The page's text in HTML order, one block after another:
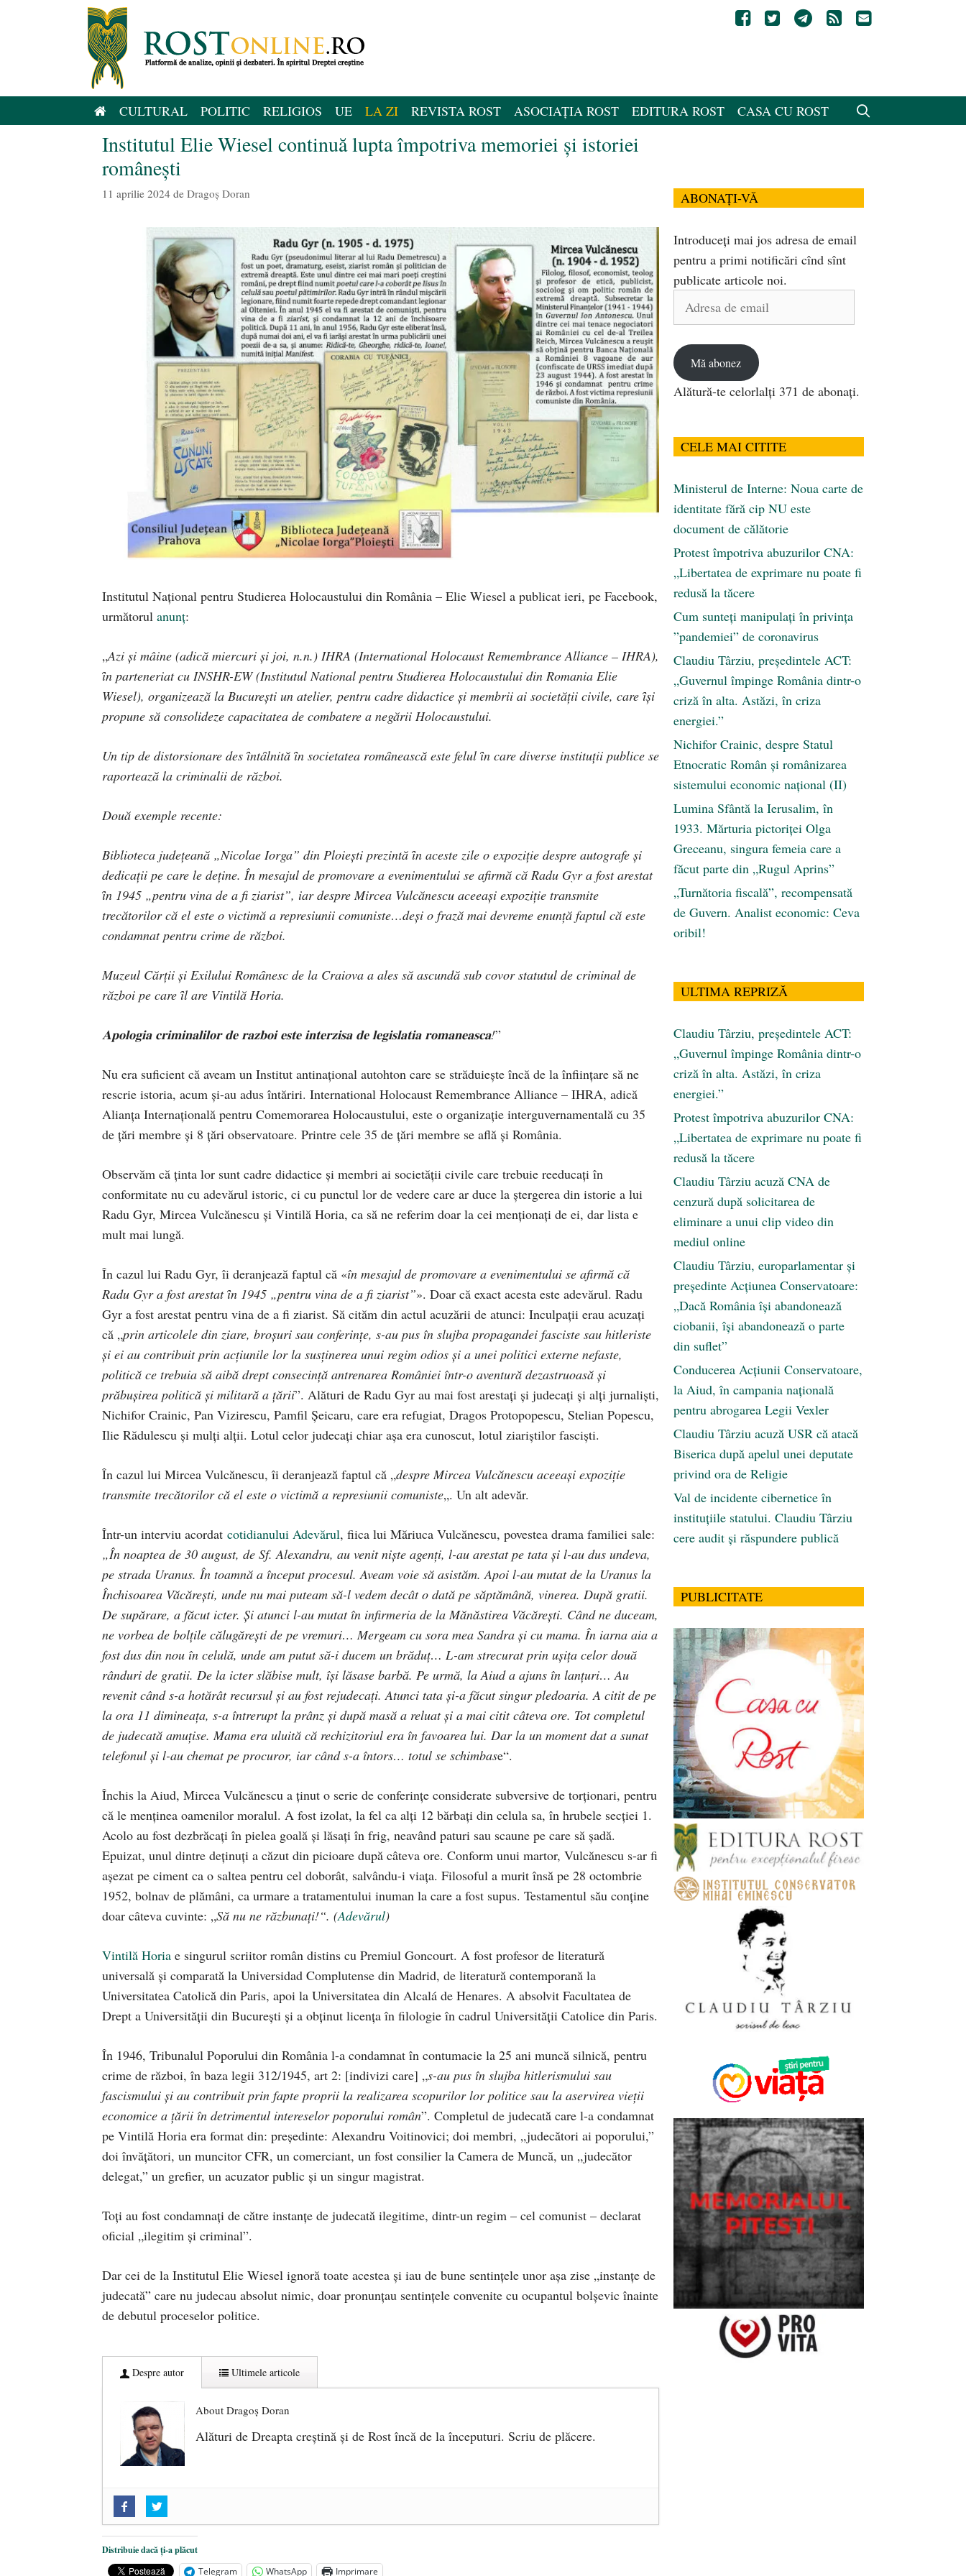
CULTURAL POLITIC RELIGIOS UE LA ZI REVISTA ROST ASOCIAȚIA ROST EDITURA ROST CASA CU ROST
Institutul Elie Wiesel continuă lupta împotriva memoriei și istoriei
românești
11 aprilie 2024 de Dragoș Doran
Institutul Național pentru Studierea Holocaustului din România – Elie Wiesel a publicat ieri, pe Facebook,
următorul anunț:
„Azi și mâine (adică miercuri și joi, n.n.) IHRA (International Holocaust Remembrance Alliance – IHRA),
ȋn parteneriat cu INSHR-EW (Institutul National pentru Studierea Holocaustului din Romania Elie
Wiesel), organizează la București un atelier, pentru cadre didactice și membrii ai societății civile, care ȋși
propune să consolideze capacitatea de combatere a negării Holocaustului.
Un tip de distorsionare des ȋntȃlnită ȋn societatea romȃnească este felul ȋn care diverse instituții publice se
raportează la criminalii de război.
Două exemple recente:
Biblioteca județeană „Nicolae Iorga” din Ploiești prezintă ȋn aceste zile o expoziție despre autografe și
dedicații pe care le deține. În mesajul de promovare a evenimentului se afirmă că Radu Gyr a fost arestat
ȋn 1945 „pentru vina de a fi ziarist”, iar despre Mircea Vulcănescu aceeași expoziție transmite
trecătorilor că el este o victimă a represiunii comuniste…deși o frază mai devreme enunță faptul că este
condamnat pentru crime de război.
Muzeul Cărții și Exilului Romȃnesc de la Craiova a ales să ascundă sub covor statutul de criminal de
război pe care ȋl are Vintilă Horia.
𝐀𝐩𝐨𝐥𝐨𝐠𝐢𝐚 𝐜𝐫𝐢𝐦𝐢𝐧𝐚𝐥𝐢𝐥𝐨𝐫 𝐝𝐞 𝐫𝐚𝐳𝐛𝐨𝐢 𝐞𝐬𝐭𝐞 𝐢𝐧𝐭𝐞𝐫𝐳𝐢𝐬𝐚 𝐝𝐞 𝐥𝐞𝐠𝐢𝐬𝐥𝐚𝐭𝐢𝐚 𝐫𝐨𝐦𝐚𝐧𝐞𝐚𝐬𝐜𝐚!”
Nu era suficient că aveam un Institut antinațional autohton care se străduiește încă de la înființare să ne
rescrie istoria, acum și-au adus întăriri. International Holocaust Remembrance Alliance – IHRA, adică
Alianța Internațională pentru Comemorarea Holocaustului, este o organizație interguvernamentală cu 35
de țări membre și 8 țări observatoare. Printre cele 35 de țări membre se află și România.
Observăm că ținta lor sunt cadre didactice și membri ai societății civile care trebuie reeducați în
conformitate nu cu adevărul istoric, ci cu punctul lor de vedere care ar duce la ștergerea din istorie a lui
Radu Gyr, Mircea Vulcănescu și Vintilă Horia, ca să ne referim doar la cei menționați de ei, dar lista e
mult mai lungă.
În cazul lui Radu Gyr, îi deranjează faptul că «în mesajul de promovare a evenimentului se afirmă că
Radu Gyr a fost arestat ȋn 1945 „pentru vina de a fi ziarist”». Doar că exact acesta este adevărul. Radu
Gyr a fost arestat pentru vina de a fi ziarist. Să cităm din actul acuzării de atunci: Inculpaţii erau acuzaţi
că „prin articolele din ziare, broşuri sau conferinţe, s-au pus în slujba propagandei fasciste sau hitleriste
şi ei au contribuit prin acţiunile lor la susţinerea unui regim odios şi a unei politici externe nefaste,
politică ce trebuia să aibă drept consecinţă antrenarea României într-o aventură dezastruoasă şi
prăbuşirea politică şi militară a ţării”. Alături de Radu Gyr au mai fost arestați și judecați și alți jurnaliști,
Nichifor Crainic, Pan Vizirescu, Pamfil Şeicaru, care era refugiat, Dragos Protopopescu, Stelian Popescu,
Ilie Rădulescu şi mulţi alţii. Lotul celor judecați chiar așa era cunoscut, lotul ziariștilor fasciști.
În cazul lui Mircea Vulcănescu, îi deranjează faptul că „despre Mircea Vulcănescu aceeași expoziție
transmite trecătorilor că el este o victimă a represiunii comuniste„. Un alt adevăr.
Într-un interviu acordat cotidianului Adevărul, fiica lui Măriuca Vulcănescu, povestea drama familiei sale:
„În noaptea de 30 august, de Sf. Alexandru, au venit nişte agenţi, l-au arestat pe tata şi l-au dus undeva,
pe strada Uranus. În toamnă a început procesul. Aveam voie să asistăm. Apoi l-au mutat de la Uranus la
Închisoarea Văcăreşti, unde nu mai puteam să-l vedem decât o dată pe săptămână, vinerea. După gratii.
De supărare, a făcut icter. Şi atunci l-au mutat în infirmeria de la Mănăstirea Văcăreşti. Când ne duceam,
ne vorbea de bolţile călugăreşti de pe vremuri… Mergeam cu sora mea Sandra şi cu mama. În iarna aia a
fost dus din nou în celulă, unde am putut să-i ducem un brăduţ… L-am strecurat prin uşiţa celor două
rânduri de gratii. De la icter slăbise mult, îşi lăsase barbă. Pe urmă, la Aiud a ajuns în lanţuri… Au
revenit când s-a hotărât recursul şi au fost rejudecaţi. Atunci tata şi-a făcut singur pledoaria. A citit de pe
la ora 11 dimineaţa, s-a întrerupt la prânz şi după masă a reluat şi a mai citit câteva ore. Tot completul
de judecată amuţise. Mama era uluită că rechizitoriul era în favoarea lui. Dar la un moment dat a sunat
telefonul şi l-au chemat pe procuror, iar când s-a întors… totul se schimbase“.
Închis la Aiud, Mircea Vulcănescu a ţinut o serie de conferinţe considerate subversive de torţionari, pentru
că le menţinea oamenilor moralul. A fost izolat, la fel ca alţi 12 bărbaţi din celula sa, în hrubele secţiei 1.
Acolo au fost dezbrăcaţi în pielea goală şi lăsaţi în frig, neavând paturi sau scaune pe care să şadă.
Epuizat, unul dintre deţinuţi a căzut din picioare după câteva ore. Conform unui martor, Vulcănescu s-ar fi
aşezat pe ciment ca o saltea pentru cel doborât, salvându-i viaţa. Filosoful a murit însă pe 28 octombrie
1952, bolnav de plămâni, ca urmare a tratamentului inuman la care a fost supus. Testamentul său conține
doar câteva cuvinte: „Să nu ne răzbunați!“. (Adevărul)
Vintilă Horia e singurul scriitor român distins cu Premiul Goncourt. A fost profesor de literatură
universală și comparată la Universidad Complutense din Madrid, de literatură contemporană la
Universitatea Catolică din Paris, apoi la Universitatea din Alcalá de Henares. A absolvit Facultatea de
Drept a Universității din București și a obținut licența în filologie în cadrul Universității Catolice din Paris.
În 1946, Tribunalul Poporului din România l-a condamnat în contumacie la 25 ani muncă silnică, pentru
crime de război, în baza legii 312/1945, art 2: [indivizi care] „s-au pus în slujba hitlerismului sau
fascismului și au contribuit prin fapte proprii la realizarea scopurilor lor politice sau la aservirea vieții
economice a țării în detrimentul intereselor poporului român”. Completul de judecată care l-a condamnat
pe Vintilă Horia era format din: președinte: Alexandru Voitinovici; doi membri, „judecători ai poporului,”
doi învățători, un muncitor CFR, un comerciant, un fost consilier la Camera de Muncă, un „judecător
delegat,” un grefier, un acuzator public și un singur magistrat.
Toți au fost condamnați de către instanţe de judecată ilegitime, dintr-un regim – cel comunist – declarat
oficial „ilegitim şi criminal”.
Dar cei de la Institutul Elie Wiesel ignoră toate acestea și iau de bune sentințele unor așa zise „instanțe de
judecată” care nu judecau absolut nimic, doar pronunțau sentințele convenite cu ocupantul bolșevic înainte
de debutul proceselor politice.
Despre autor Ultimele articole
About Dragoș Doran
Alături de Dreapta creștină și de Rost încă de la începuturi. Scriu de plăcere.
„Acum nu e momentul”
O nouă autostradă distruge pădurea amazoniană, pentru summitul climatic COP30 - 14 martie
2025
Alegeri controlate - 11 martie 2025
Distribuie dacă ți-a plăcut
Telegram
WhatsApp Imprimare
ABONAȚI-VĂ
Introduceți mai jos adresa de email
pentru a primi notificări cînd sînt
publicate articole noi.
Adresa
Mă abonez
Alătură-te celorlalți 371 de abonați.
CELE MAI CITITE
Ministerul de Interne: Noua carte de
identitate fără cip NU este
document de călătorie
Protest împotriva abuzurilor CNA:
„Libertatea de exprimare nu poate fi
redusă la tăcere
Cum sunteți manipulați în privința
”pandemiei” de coronavirus
Claudiu Târziu, președintele ACT:
„Guvernul împinge România dintr-o
criză în alta. Astăzi, în criza
energiei.”
Nichifor Crainic, despre Statul
Etnocratic Român şi românizarea
sistemului economic naţional (II)
Lumina Sfântă la Ierusalim, în
1933. Mărturia pictoriței Olga
Greceanu, singura femeia care a
făcut parte din „Rugul Aprins”
„Turnătoria fiscală”, recompensată
de Guvern. Analist economic: Ceva
oribil!
ULTIMA REPRIZĂ
Claudiu Târziu, președintele ACT:
„Guvernul împinge România dintr-o
criză în alta. Astăzi, în criza
energiei.”
Protest împotriva abuzurilor CNA:
„Libertatea de exprimare nu poate fi
redusă la tăcere
Claudiu Târziu acuză CNA de
cenzură după solicitarea de
eliminare a unui clip video din
mediul online
Claudiu Târziu, europarlamentar și
președinte Acțiunea Conservatoare:
„Dacă România își abandonează
ciobanii, își abandonează o parte
din suflet”
Conducerea Acțiunii Conservatoare,
la Aiud, în campania națională
pentru abrogarea Legii Vexler
Claudiu Târziu acuză USR că atacă
Biserica după apelul unei deputate
privind ora de Religie
Val de incidente cibernetice în
instituțiile statului. Claudiu Târziu
cere audit și răspundere publică
PUBLICITATE